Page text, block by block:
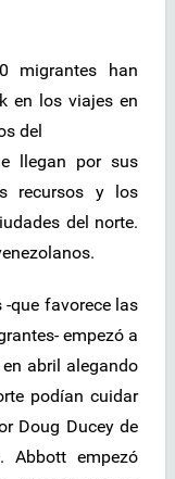
migrantes han
en los viajes en
del
llegan por sus
recursos y los
del norte.
-que favorece las
empezó a
abril alegando
podían cuidar
Doug Ducey de
Abbott empezó